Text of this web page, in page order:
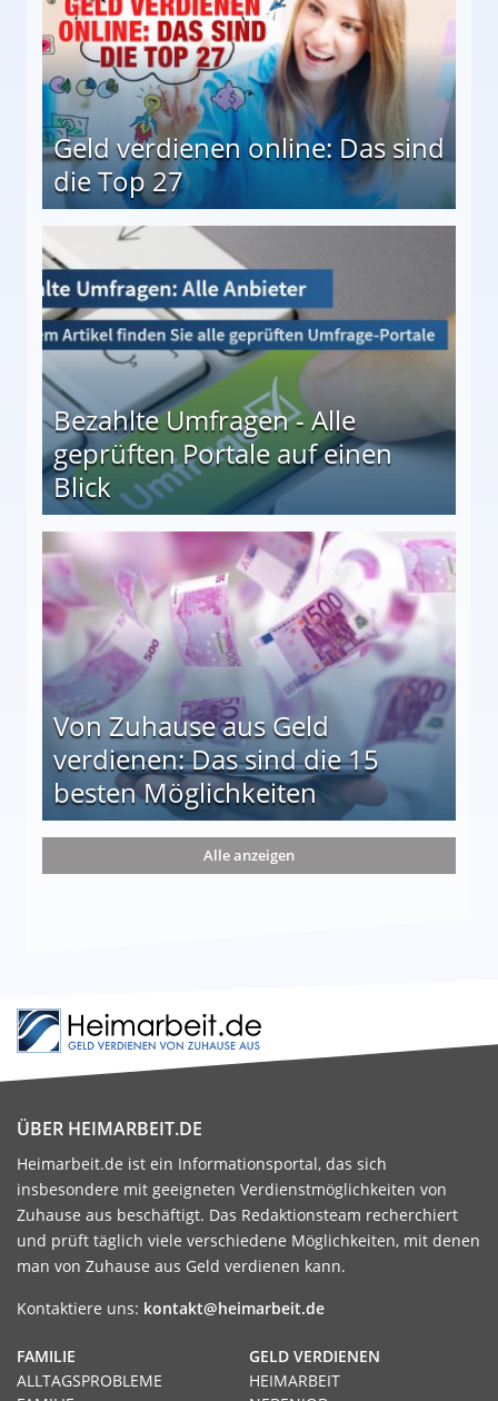
Geld verdienen online: Das sind
die Top 27
Bezahlte Umfragen - Alle
geprüften Portale auf einen
Blick
auf einen Blick
Von Zuhause aus Geld
verdienen: Das sind die 15
besten Möglichkeiten
die 15 besten Möglichkeiten
Alle anzeigen
ÜBER HEIMARBEIT.DE
Heimarbeit.de ist ein Informationsportal, das sich
insbesondere mit geeigneten Verdienstmöglichkeiten von
Zuhause aus beschäftigt. Das Redaktionsteam recherchiert
und prüft täglich viele verschiedene Möglichkeiten, mit denen
man von Zuhause aus Geld verdienen kann.
Kontaktiere uns: kontakt@heimarbeit.de
GELD VERDIENEN
HEIMARBEIT
FAMILIE
ALLTAGSPROBLEME